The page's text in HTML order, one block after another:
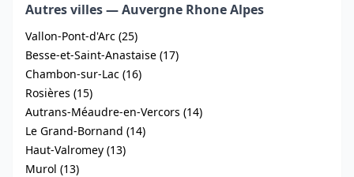
Autres villes — Auvergne Rhone Alpes
Vallon-Pont-d'Arc (25)
Besse-et-Saint-Anastaise (17)
Chambon-sur-Lac (16)
Rosières (15)
Autrans-Méaudre-en-Vercors (14)
Le Grand-Bornand (14)
Haut-Valromey (13)
Murol (13)